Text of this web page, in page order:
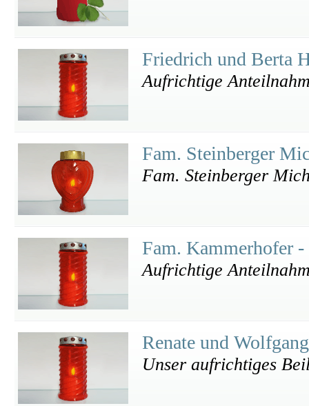
Friedrich und Berta
Aufrichtige
Fam. Steinberger
Fam. Steinberger
Fam. Kammerhofer
Aufrichtige
Renate und
Unser aufrichtiges